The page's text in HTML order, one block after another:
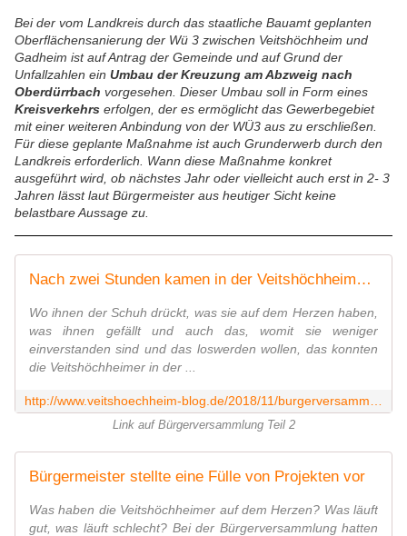
Bei der vom Landkreis durch das staatliche Bauamt geplanten
Oberflächensanierung der Wü 3 zwischen Veitshöchheim und
Gadheim ist auf Antrag der Gemeinde und auf Grund der
Unfallzahlen ein Umbau der Kreuzung am Abzweig nach
Oberdürrbach vorgesehen. Dieser Umbau soll in Form eines
Kreisverkehrs erfolgen, der es ermöglicht das Gewerbegebiet
mit einer weiteren Anbindung von der WÜ3 aus zu erschließen.
Für diese geplante Maßnahme ist auch Grunderwerb durch den
Landkreis erforderlich. Wann diese Maßnahme konkret
ausgeführt wird, ob nächstes Jahr oder vielleicht auch erst in 2- 3
Jahren lässt laut Bürgermeister aus heutiger Sicht keine
belastbare Aussage zu.
Nach zwei Stunden kamen in der Veitshöchheimer Bürgerversammlung die Bürger zu Wort - Hauptthema: Verkehr - Veitshöchheim News
Wo ihnen der Schuh drückt, was sie auf dem Herzen haben,
was ihnen gefällt und auch das, womit sie weniger
einverstanden sind und das loswerden wollen, das konnten
die Veitshöchheimer in der ...
Link auf Bürgerversammlung Teil 2
Bürgermeister stellte eine Fülle von Projekten vor
Was haben die Veitshöchheimer auf dem Herzen? Was läuft
gut, was läuft schlecht? Bei der Bürgerversammlung hatten